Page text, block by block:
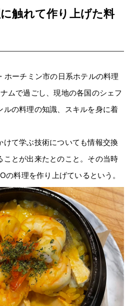
触れて作り上げた料
ホーチミン市の日系ホテルの料理
ムで過ごし、現地の各国のシェフ
ルの料理の知識、スキルを身に着
けて学ぶ技術についても情報交換
ことが出来たとのこと。その当時
の料理を作り上げているという。